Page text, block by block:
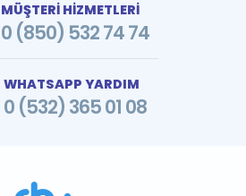
MÜŞTERİ HİZMETLERİ
0 (850) 532 74 74
WHATSAPP YARDIM
0 (532) 365 01 08